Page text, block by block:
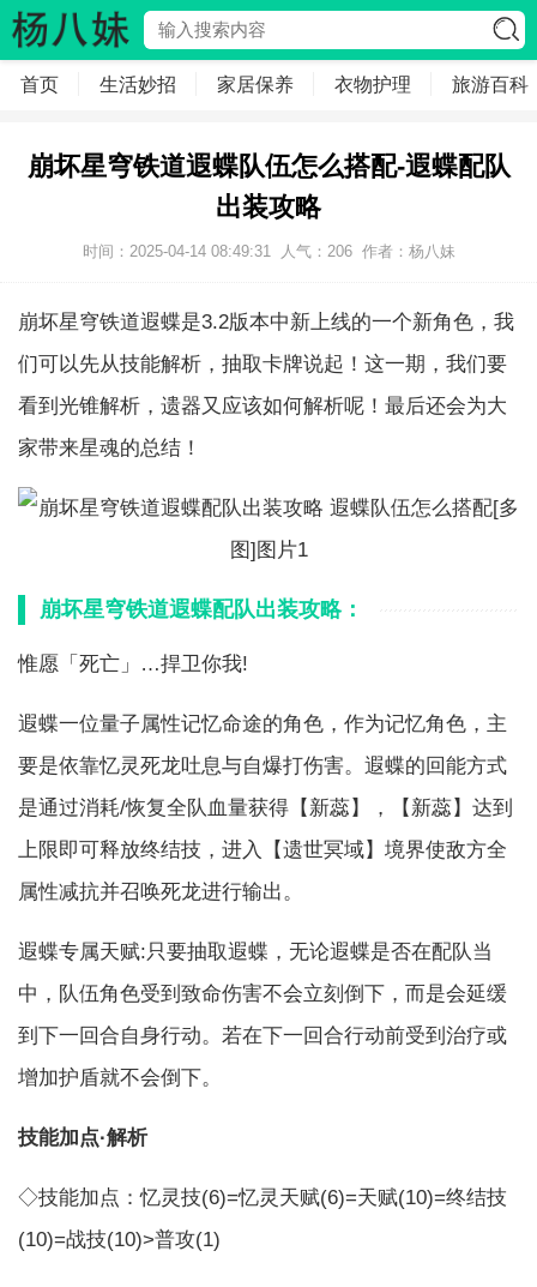
首页 生活妙招 家居保养 衣物护理 旅游百科
崩坏星穹铁道遐蝶队伍怎么搭配-遐蝶配队
出装攻略
时间：2025-04-14 08:49:31 人气： 206 作者： 杨八妹
崩坏星穹铁道遐蝶是3.2版本中新上线的一个新角色，我
们可以先从技能解析，抽取卡牌说起！这一期，我们要
看到光锥解析，遗器又应该如何解析呢！最后还会为大
家带来星魂的总结！
崩坏星穹铁道遐蝶配队出装攻略：
惟愿「死亡」…捍卫你我!
遐蝶一位量子属性记忆命途的角色，作为记忆角色，主
要是依靠忆灵死龙吐息与自爆打伤害。遐蝶的回能方式
是通过消耗/恢复全队血量获得【新蕊】，【新蕊】达到
上限即可释放终结技，进入【遗世冥域】境界使敌方全
属性减抗并召唤死龙进行输出。
遐蝶专属天赋:只要抽取遐蝶，无论遐蝶是否在配队当
中，队伍角色受到致命伤害不会立刻倒下，而是会延缓
到下一回合自身行动。若在下一回合行动前受到治疗或
增加护盾就不会倒下。
技能加点·解析
◇技能加点：忆灵技(6)=忆灵天赋(6)=天赋(10)=终结技
(10)=战技(10)>普攻(1)